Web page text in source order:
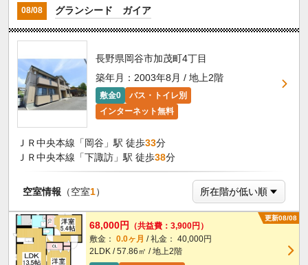
08/08 グランシード ガイア
長野県岡谷市加茂町4丁目
築年月：2003年8月 / 地上2階
敷金0
バス・トイレ別
インターネット無料
ＪＲ中央本線「岡谷」駅 徒歩33分
ＪＲ中央本線「下諏訪」駅 徒歩38分
空室情報 （空室1）
更新08/08
68,000円
（共益費：3,900円）
敷金： 0.0ヶ月 / 礼金： 40,000円
2LDK / 57.86㎡ / 地上2階